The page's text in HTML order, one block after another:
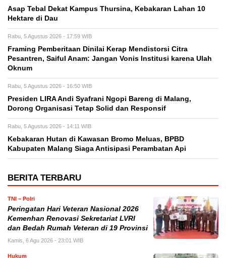
Asap Tebal Dekat Kampus Thursina, Kebakaran Lahan 10
Hektare di Dau
Rabu, 5 Agustus 2026 - 17:59 WIB
Framing Pemberitaan Dinilai Kerap Mendistorsi Citra
Pesantren, Saiful Anam: Jangan Vonis Institusi karena Ulah
Oknum
Rabu, 5 Agustus 2026 - 16:50 WIB
Presiden LIRA Andi Syafrani Ngopi Bareng di Malang,
Dorong Organisasi Tetap Solid dan Responsif
Rabu, 5 Agustus 2026 - 14:11 WIB
Kebakaran Hutan di Kawasan Bromo Meluas, BPBD
Kabupaten Malang Siaga Antisipasi Perambatan Api
BERITA TERBARU
TNI – Polri
Peringatan Hari Veteran Nasional 2026
Kemenhan Renovasi Sekretariat LVRI
dan Bedah Rumah Veteran di 19 Provinsi
Kamis, 6 Agu 2026 - 23:01 WIB
Hukum